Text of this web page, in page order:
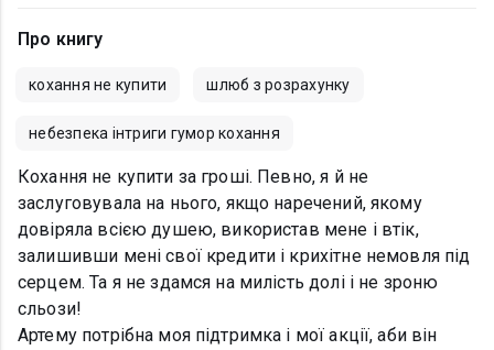
Про книгу
кохання не купити шлюб з розрахунку
небезпека інтриги гумор кохання
Кохання не купити за гроші. Певно, я й не
заслуговувала на нього, якщо наречений, якому
довіряла всією душею, використав мене і втік,
залишивши мені свої кредити і крихітне немовля під
серцем. Та я не здамся на милість долі і не зроню
сльози!
Артему потрібна моя підтримка і мої акції, аби він